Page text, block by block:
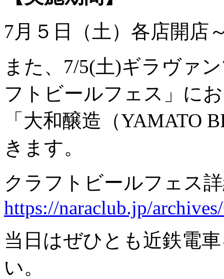
7月５日（土）各店開店
また、7/5(土)ギラヴァ
フトビールフェス」に
「大和醸造（YAMATO
きます。
クラフトビールフェス
https://naraclub.jp/
当日はぜひとも近鉄電
い。